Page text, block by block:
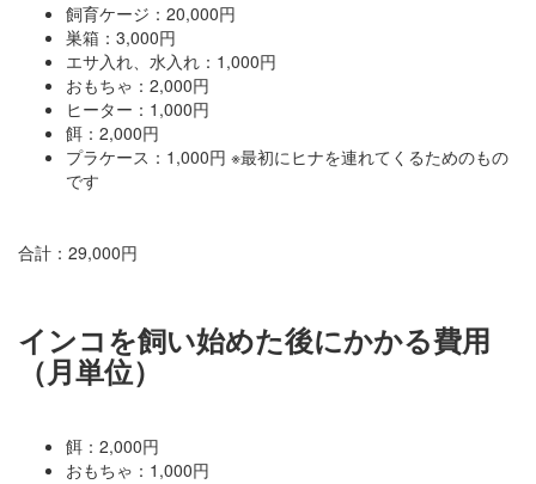
飼育ケージ：20,000円
巣箱：3,000円
エサ入れ、水入れ：1,000円
おもちゃ：2,000円
ヒーター：1,000円
餌：2,000円
プラケース：1,000円 ※最初にヒナを連れてくるためのもの
です
合計：29,000円
インコを飼い始めた後にかかる費用
（月単位）
餌：2,000円
おもちゃ：1,000円